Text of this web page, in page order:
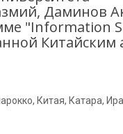
Даминов
"Information
Китайским
Китая, Катара,